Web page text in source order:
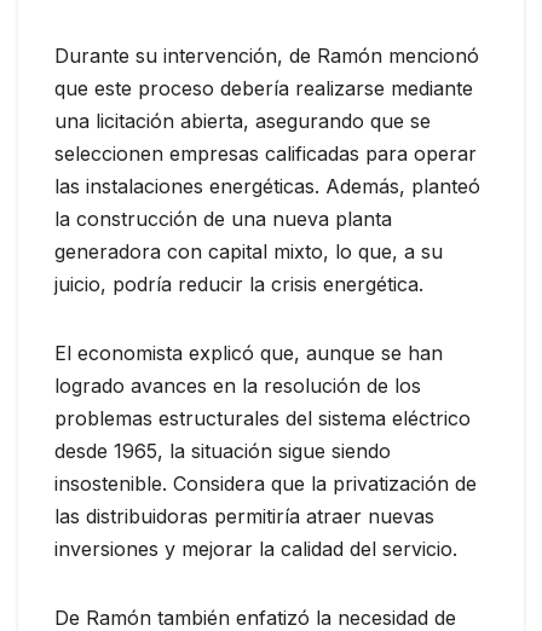
Durante su intervención, de Ramón mencionó
que este proceso debería realizarse mediante
una licitación abierta, asegurando que se
seleccionen empresas calificadas para operar
las instalaciones energéticas. Además, planteó
la construcción de una nueva planta
generadora con capital mixto, lo que, a su
juicio, podría reducir la crisis energética.
El economista explicó que, aunque se han
logrado avances en la resolución de los
problemas estructurales del sistema eléctrico
desde 1965, la situación sigue siendo
insostenible. Considera que la privatización de
las distribuidoras permitiría atraer nuevas
inversiones y mejorar la calidad del servicio.
De Ramón también enfatizó la necesidad de